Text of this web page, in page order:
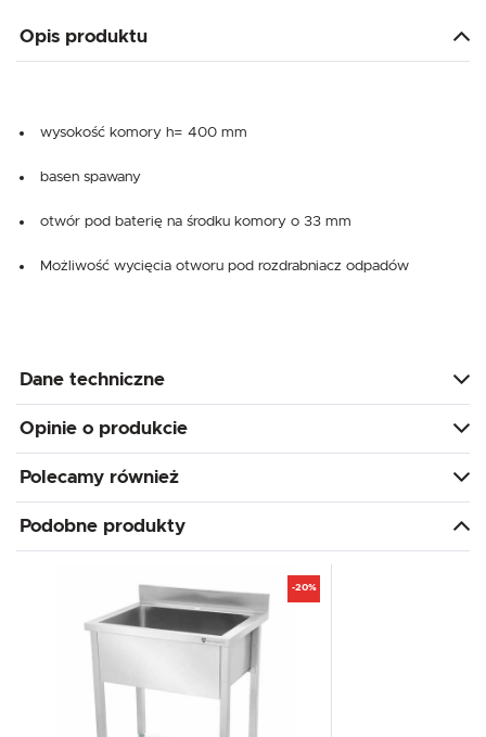
Opis produktu
wysokość komory h= 400 mm
basen spawany
otwór pod baterię na środku komory o 33 mm
Możliwość wycięcia otworu pod rozdrabniacz odpadów
Dane techniczne
Opinie o produkcie
Polecamy również
Podobne produkty
-20%